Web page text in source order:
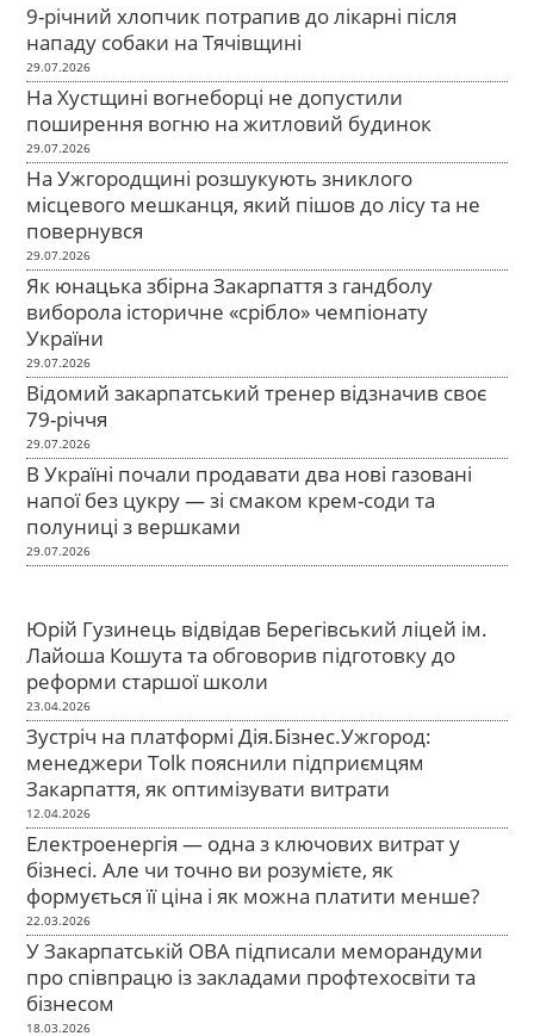
9-річний хлопчик потрапив до лікарні після
нападу собаки на Тячівщині
29.07.2026
На Хустщині вогнеборці не допустили
поширення вогню на житловий будинок
29.07.2026
На Ужгородщині розшукують зниклого
місцевого мешканця, який пішов до лісу та не
повернувся
29.07.2026
Як юнацька збірна Закарпаття з гандболу
виборола історичне «срібло» чемпіонату
України
29.07.2026
Відомий закарпатський тренер відзначив своє
79-річчя
29.07.2026
В Україні почали продавати два нові газовані
напої без цукру — зі смаком крем-соди та
полуниці з вершками
29.07.2026
Юрій Гузинець відвідав Берегівський ліцей ім.
Лайоша Кошута та обговорив підготовку до
реформи старшої школи
23.04.2026
Зустріч на платформі Дія.Бізнес.Ужгород:
менеджери Tolk пояснили підприємцям
Закарпаття, як оптимізувати витрати
12.04.2026
Електроенергія — одна з ключових витрат у
бізнесі. Але чи точно ви розумієте, як
формується її ціна і як можна платити менше?
22.03.2026
У Закарпатській ОВА підписали меморандуми
про співпрацю із закладами профтехосвіти та
бізнесом
18.03.2026